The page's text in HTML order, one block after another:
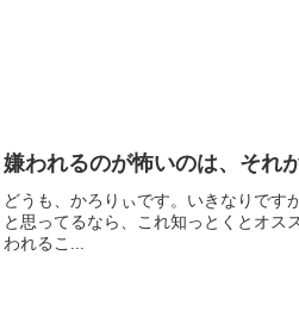
嫌われるのが怖いのは、それ
どうも、かろりぃです。いきなりです
と思ってるなら、これ知っとくとオス
われるこ...